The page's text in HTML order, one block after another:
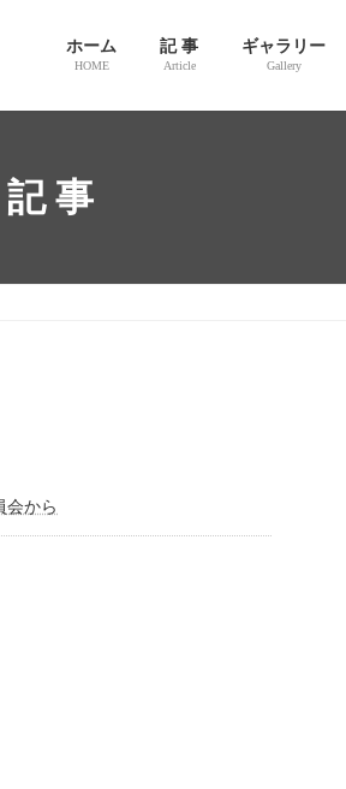
ホーム
HOME
記 事
Article
ギャラリー
Gallery
記 事
会から